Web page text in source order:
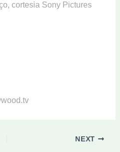
cortesia Sony Pictures
NEXT